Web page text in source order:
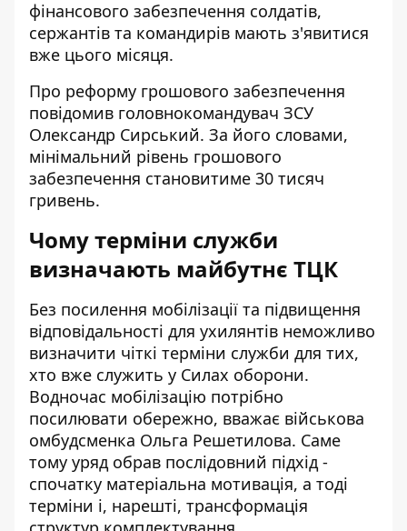
фінансового забезпечення солдатів,
сержантів та командирів мають з'явитися
вже цього місяця.
Про реформу грошового забезпечення
повідомив головнокомандувач ЗСУ
Олександр Сирський. За його словами,
мінімальний рівень грошового
забезпечення становитиме 30 тисяч
гривень.
Чому терміни служби
визначають майбутнє ТЦК
Без посилення мобілізації та підвищення
відповідальності для ухилянтів неможливо
визначити чіткі терміни служби для тих,
хто вже служить у Силах оборони.
Водночас мобілізацію потрібно
посилювати обережно, вважає військова
омбудсменка Ольга Решетилова. Саме
тому уряд обрав послідовний підхід -
спочатку матеріальна мотивація, а тоді
терміни і, нарешті, трансформація